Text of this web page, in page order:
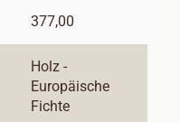
377,00
Holz -
Europäische
Fichte